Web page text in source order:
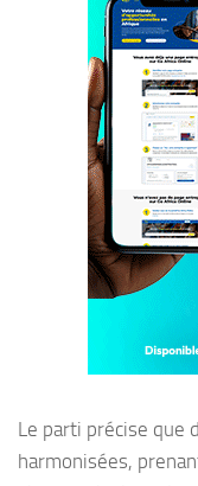
Le parti précise que
harmonisées,